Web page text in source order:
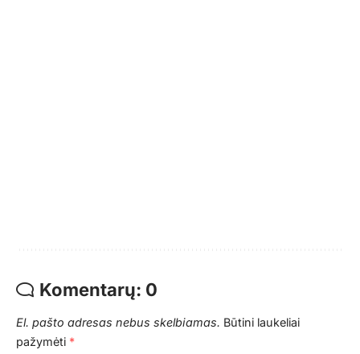
Komentarų: 0
El. pašto adresas nebus skelbiamas. Būtini laukeliai
pažymėti *